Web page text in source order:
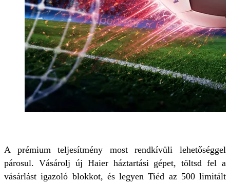
A prémium teljesítmény most rendkívüli lehetőséggel
párosul. Vásárolj új Haier háztartási gépet, töltsd fel a
vásárlást igazoló blokkot, és legyen Tiéd az 500 limitált